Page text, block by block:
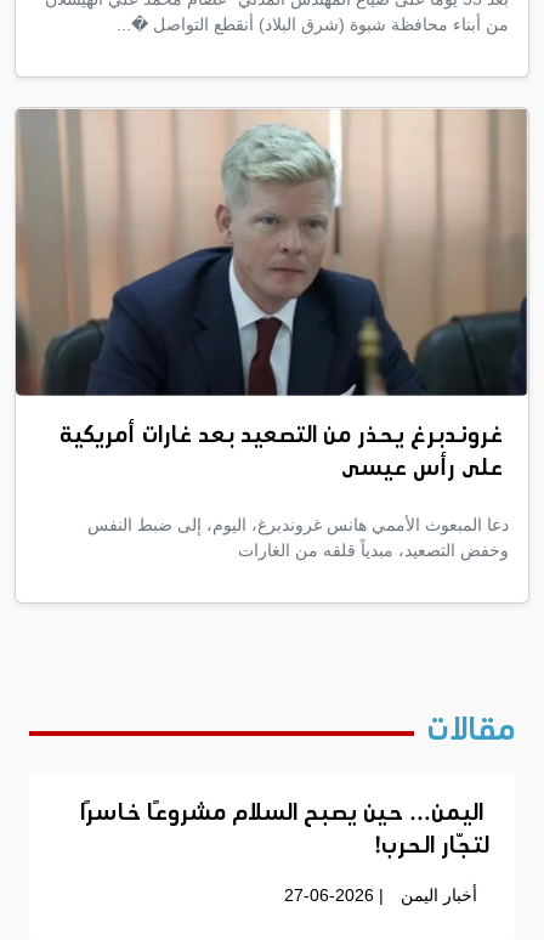
من أبناء محافظة شبوة (شرق البلاد) أنقطع التواصل �...
غروندبرغ يحذر من التصعيد بعد غارات أمريكية
على رأس عيسى
دعا المبعوث الأممي هانس غروندبرغ، اليوم، إلى ضبط النفس
وخفض التصعيد، مبدياً قلقه من الغارات
مقالات
اليمن… حين يصبح السلام مشروعًا خاسرًا
لتجّار الحرب!
أخبار اليمن | 27-06-2026